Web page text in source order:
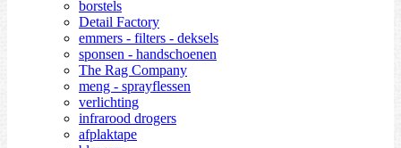
borstels
Detail Factory
emmers - filters - deksels
sponsen - handschoenen
The Rag Company
meng - sprayflessen
verlichting
infrarood drogers
afplaktape